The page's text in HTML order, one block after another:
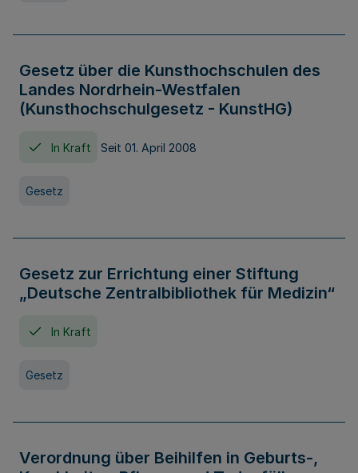
Gesetz über die Kunsthochschulen des
Landes Nordrhein-Westfalen
(Kunsthochschulgesetz - KunstHG)
In Kraft Seit 01. April 2008
Gesetz
Gesetz zur Errichtung einer Stiftung
„Deutsche Zentralbibliothek für Medizin“
In Kraft
Gesetz
Verordnung über Beihilfen in Geburts-,